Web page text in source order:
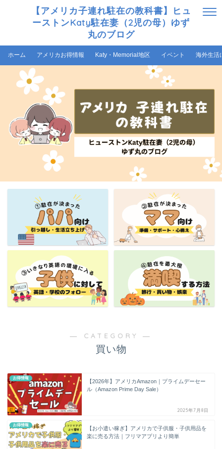
【アメリカ子連れ駐在の教科書】ヒュ
ーストンKaty駐在妻（2児の母）ゆず
丸のブログ
ホーム アメリカお得情報 Katy・Memorial地区 イベント 海外生活
― CATEGORY ―
買い物
お得情報
【2026年】アメリカAmazon｜プライムデーセー
ル（Amazon Prime Day Sale）
2025年7月8日
お得情報
【お小遣い稼ぎ】アメリカで子供服・子供用品を
楽に売る方法｜フリマアプリより簡単